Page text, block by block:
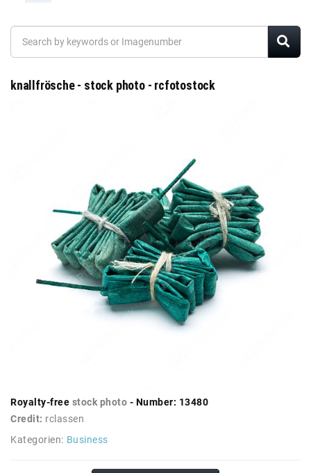
knallfrösche - stock photo - rcfotostock
Royalty-free stock photo - Number: 13480
Credit: rclassen
Kategorien: Business